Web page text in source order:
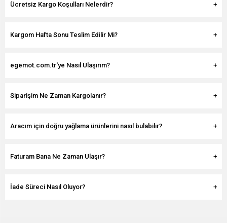
Ücretsiz Kargo Koşulları Nelerdir?
Kargom Hafta Sonu Teslim Edilir Mi?
egemot.com.tr'ye Nasıl Ulaşırım?
Siparişim Ne Zaman Kargolanır?
Aracım için doğru yağlama ürünlerini nasıl bulabilir?
Faturam Bana Ne Zaman Ulaşır?
İade Süreci Nasıl Oluyor?